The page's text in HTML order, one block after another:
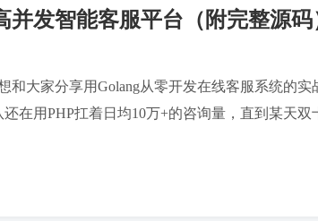
发智能客服平台（附完整源码
和大家分享用Golang从零开发在线客服系统
在用PHP扛着日均10万+的咨询量，直到某天